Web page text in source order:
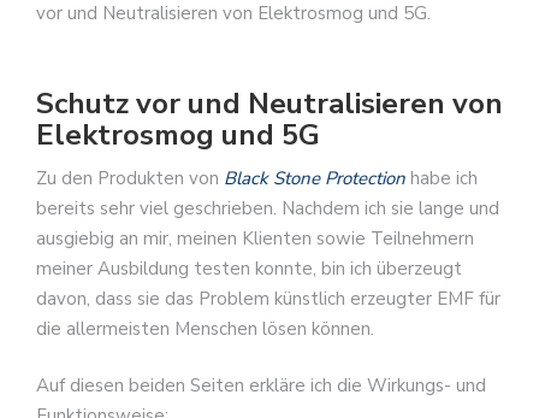
vor und Neutralisieren von Elektrosmog und 5G.
Schutz vor und Neutralisieren von
Elektrosmog und 5G
Zu den Produkten von Black Stone Protection habe ich
bereits sehr viel geschrieben. Nachdem ich sie lange und
ausgiebig an mir, meinen Klienten sowie Teilnehmern
meiner Ausbildung testen konnte, bin ich überzeugt
davon, dass sie das Problem künstlich erzeugter EMF für
die allermeisten Menschen lösen können.
Auf diesen beiden Seiten erkläre ich die Wirkungs- und